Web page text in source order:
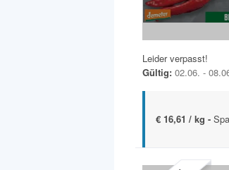
Leider verpasst!
Gültig: 02.06. -
€ 16,61 / kg -